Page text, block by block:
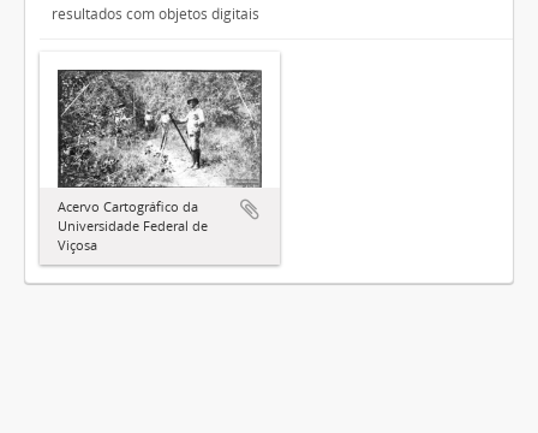
resultados com objetos digitais
Acervo Cartográfico da
Universidade Federal de
Viçosa